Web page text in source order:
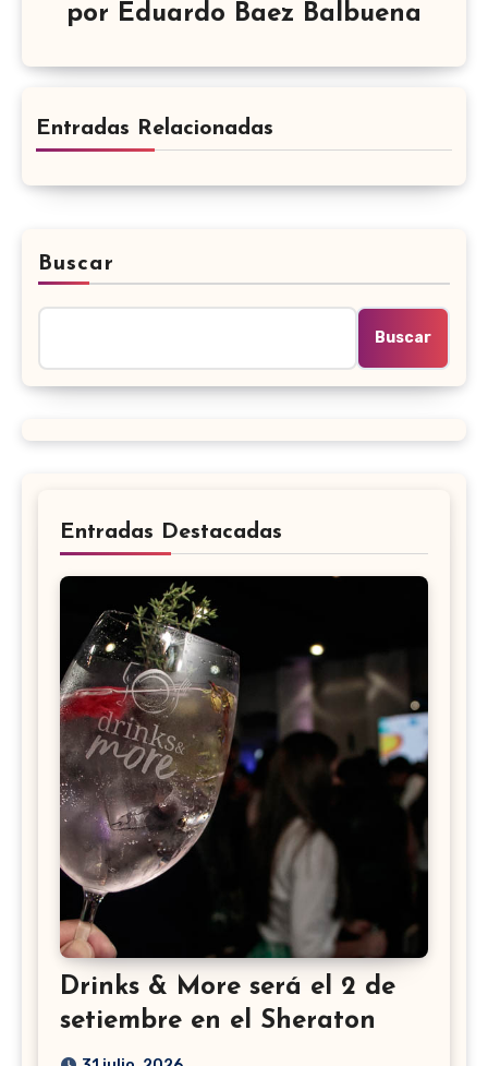
por Eduardo Baez Balbuena
Entradas Relacionadas
Buscar
Buscar
Entradas Destacadas
Drinks & More será el 2 de
setiembre en el Sheraton